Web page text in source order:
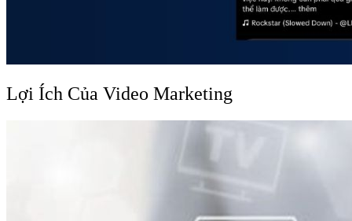
Lợi Ích Của Video Marketing